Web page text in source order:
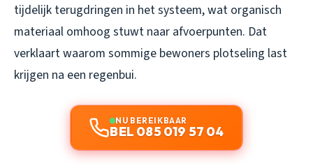
tijdelijk terugdringen in het systeem, wat organisch
materiaal omhoog stuwt naar afvoerpunten. Dat
verklaart waarom sommige bewoners plotseling last
krijgen na een regenbui.
NU BEREIKBAAR
BEL 085 019 57 04